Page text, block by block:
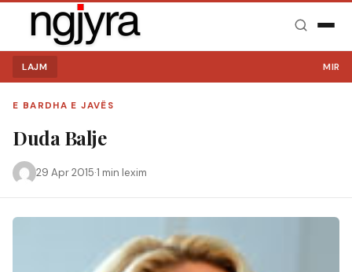
LAJM MIRË
E BARDHA E JAVËS
Duda Balje
29 Apr 2015·1 min lexim